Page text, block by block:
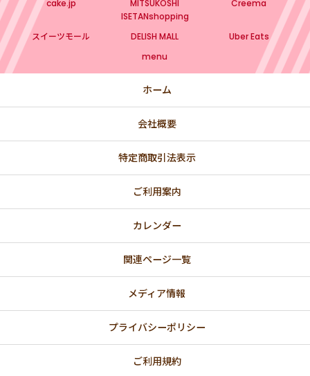
cake.jp
MITSUKOSHI
ISETANshopping
Creema
スイーツモール DELISH MALL
Uber Eats
menu
ホーム
会社概要
特定商取引法表示
ご利用案内
カレンダー
関連ページ一覧
メディア情報
プライバシーポリシー
ご利用規約